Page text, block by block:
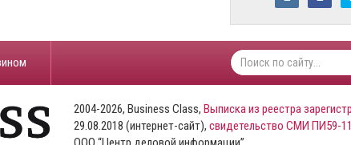
2004-2026, Business Class, Выписка из реестра
29.08.2018 (интернет-сайт), свидетельство СМИ ПИ59-